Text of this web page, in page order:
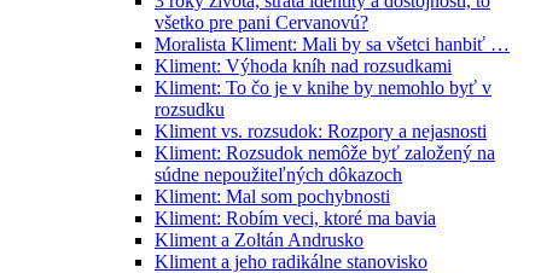
všetko pre pani Cervanovú?
Moralista Kliment: Mali by sa všetci hanbiť …
Kliment: Výhoda kníh nad rozsudkami
Kliment: To čo je v knihe by nemohlo byť v
rozsudku
Kliment vs. rozsudok: Rozpory a nejasnosti
Kliment: Rozsudok nemôže byť založený na
súdne nepoužiteľných dôkazoch
Kliment: Mal som pochybnosti
Kliment: Robím veci, ktoré ma bavia
Kliment a Zoltán Andrusko
Kliment a jeho radikálne stanovisko